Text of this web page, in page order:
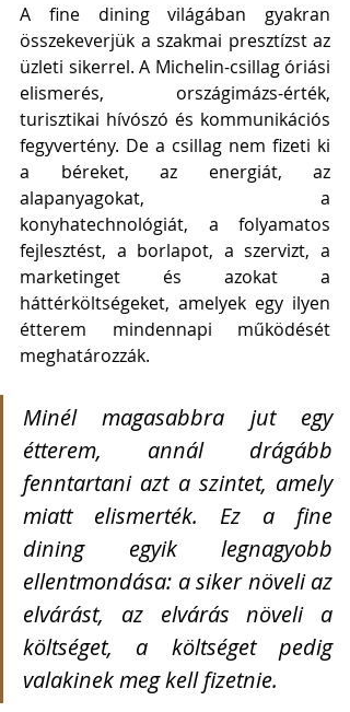
A fine dining világában gyakran
összekeverjük a szakmai presztízst az
üzleti sikerrel. A Michelin-csillag óriási
elismerés, országimázs-érték,
turisztikai hívószó és kommunikációs
fegyvertény. De a csillag nem fizeti ki
a béreket, az energiát, az
alapanyagokat, a
konyhatechnológiát, a folyamatos
fejlesztést, a borlapot, a szervizt, a
marketinget és azokat a
háttérköltségeket, amelyek egy ilyen
étterem mindennapi működését
meghatározzák.
Minél magasabbra jut egy
étterem, annál drágább
fenntartani azt a szintet, amely
miatt elismerték. Ez a fine
dining egyik legnagyobb
ellentmondása: a siker növeli az
elvárást, az elvárás növeli a
költséget, a költséget pedig
valakinek meg kell fizetnie.